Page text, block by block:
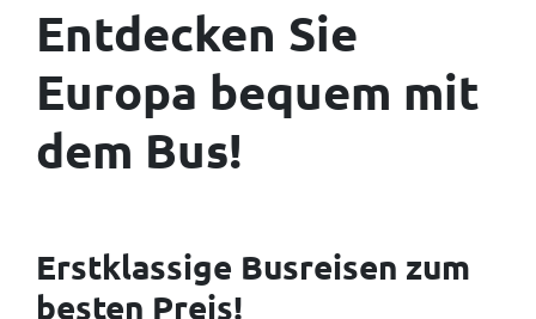
Entdecken Sie
Europa bequem mit
dem Bus!
Erstklassige Busreisen zum
besten Preis!